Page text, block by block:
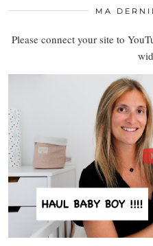
MA
Please connect your site to